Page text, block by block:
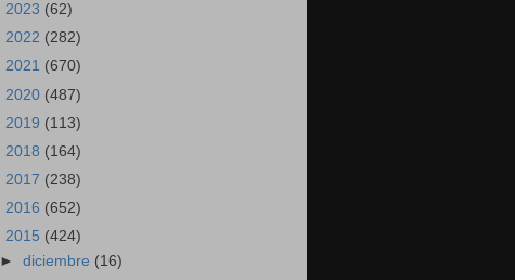
2023 (62)
2022 (282)
2021 (670)
2020 (487)
2019 (113)
2018 (164)
2017 (238)
2016 (652)
2015 (424)
►diciembre (16)